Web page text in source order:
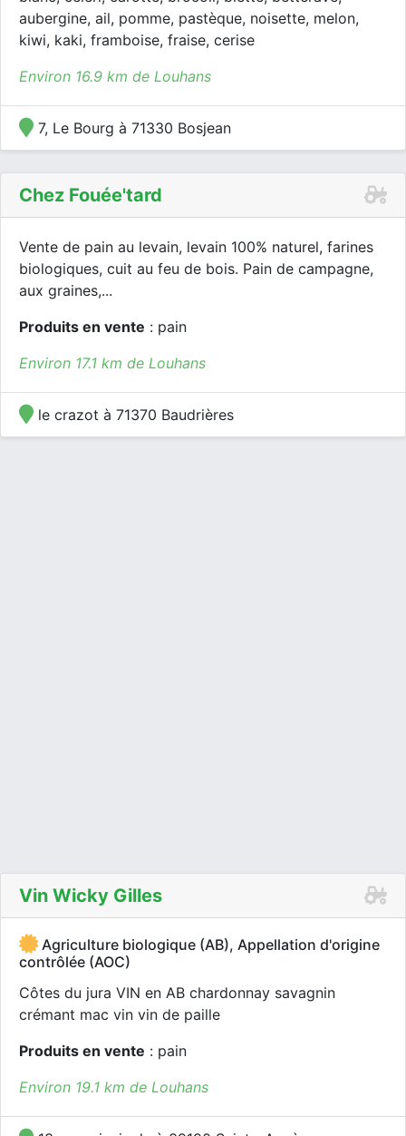
aubergine, ail, pomme, pastèque, noisette, melon,
kiwi, kaki, framboise, fraise, cerise
Environ 16.9 km de Louhans
7, Le Bourg à 71330 Bosjean
Chez Fouée'tard
Vente de pain au levain, levain 100% naturel, farines
biologiques, cuit au feu de bois. Pain de campagne,
aux graines,...
Produits en vente : pain
Environ 17.1 km de Louhans
le crazot à 71370 Baudrières
Vin Wicky Gilles
Agriculture biologique (AB), Appellation d'origine
contrôlée (AOC)
Côtes du jura VIN en AB chardonnay savagnin
crémant mac vin vin de paille
Produits en vente : pain
Environ 19.1 km de Louhans